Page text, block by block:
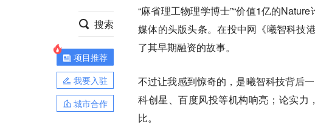
搜索
项目推荐
我要入驻
城市合作
“麻省理工物理学博士”“价值1亿的
媒体的头版头条。在投中网《曦智科技
了其早期融资的故事。
不过让我感到惊奇的，是曦智科技背后
科创星、百度风投等机构响亮；论实
比。